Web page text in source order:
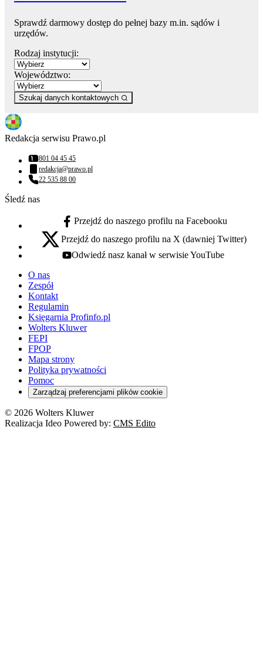
Sprawdź darmowy dostęp do pełnej bazy m.in. sądów i
urzędów.
Rodzaj instytucji:
Województwo:
Szukaj danych kontaktowych
Redakcja serwisu Prawo.pl
Numer telefonu:
801 04 45 45
Adres email:
redakcja@prawo.pl
Numer telefonu:
22 535 88 00
Śledź nas
facebook - otwiera się w nowej karcie
Przejdź do naszego profilu na Facebooku
x - otwiera się w nowej karcie
Przejdź do naszego profilu na X (dawniej Twitter)
youtube - otwiera się w nowej karcie
Odwiedź nasz kanał w serwisie YouTube
O nas
Zespół
Kontakt
Regulamin
Księgarnia Profinfo.pl
Wolters Kluwer
FEPI
FPOP
Mapa strony
Polityka prywatności
Pomoc
Zarządzaj preferencjami plików cookie
© 2026 Wolters Kluwer
Realizacja Ideo Powered by: CMS Edito